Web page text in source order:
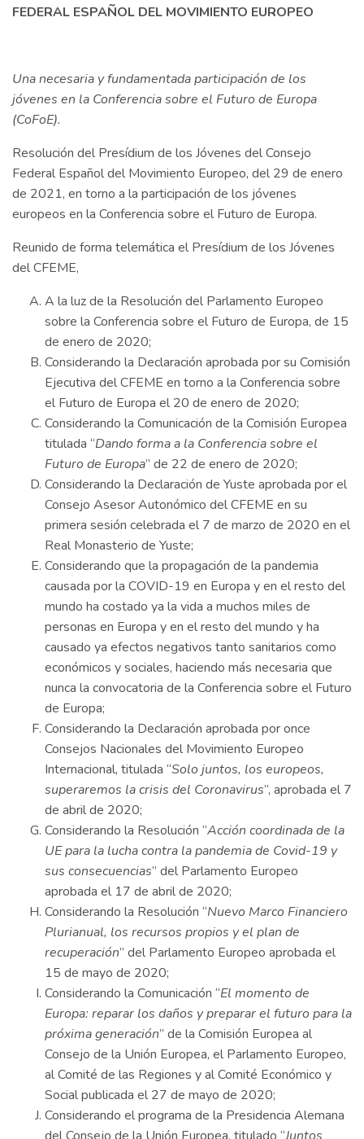
FEDERAL ESPAÑOL DEL MOVIMIENTO EUROPEO
Una necesaria y fundamentada participación de los
jóvenes en la Conferencia sobre el Futuro de Europa
(CoFoE).
Resolución del Presídium de los Jóvenes del Consejo
Federal Español del Movimiento Europeo, del 29 de enero
de 2021, en torno a la participación de los jóvenes
europeos en la Conferencia sobre el Futuro de Europa.
Reunido de forma telemática el Presídium de los Jóvenes
del CFEME,
A la luz de la Resolución del Parlamento Europeo
sobre la Conferencia sobre el Futuro de Europa, de 15
de enero de 2020;
Considerando la Declaración aprobada por su Comisión
Ejecutiva del CFEME en torno a la Conferencia sobre
el Futuro de Europa el 20 de enero de 2020;
Considerando la Comunicación de la Comisión Europea
titulada “Dando forma a la Conferencia sobre el
Futuro de Europa” de 22 de enero de 2020;
Considerando la Declaración de Yuste aprobada por el
Consejo Asesor Autonómico del CFEME en su
primera sesión celebrada el 7 de marzo de 2020 en el
Real Monasterio de Yuste;
Considerando que la propagación de la pandemia
causada por la COVID-19 en Europa y en el resto del
mundo ha costado ya la vida a muchos miles de
personas en Europa y en el resto del mundo y ha
causado ya efectos negativos tanto sanitarios como
económicos y sociales, haciendo más necesaria que
nunca la convocatoria de la Conferencia sobre el Futuro
de Europa;
Considerando la Declaración aprobada por once
Consejos Nacionales del Movimiento Europeo
Internacional, titulada “Solo juntos, los europeos,
superaremos la crisis del Coronavirus”, aprobada el 7
de abril de 2020;
Considerando la Resolución “Acción coordinada de la
UE para la lucha contra la pandemia de Covid-19 y
sus consecuencias” del Parlamento Europeo
aprobada el 17 de abril de 2020;
Considerando la Resolución “Nuevo Marco Financiero
Plurianual, los recursos propios y el plan de
recuperación” del Parlamento Europeo aprobada el
15 de mayo de 2020;
Considerando la Comunicación “El momento de
Europa: reparar los daños y preparar el futuro para la
próxima generación” de la Comisión Europea al
Consejo de la Unión Europea, el Parlamento Europeo,
al Comité de las Regiones y al Comité Económico y
Social publicada el 27 de mayo de 2020;
Considerando el programa de la Presidencia Alemana